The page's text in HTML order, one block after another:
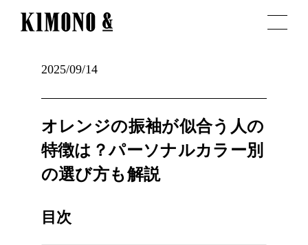
2025/09/14
オレンジの振袖が似合う人の
特徴は？パーソナルカラー別
の選び方も解説
目次